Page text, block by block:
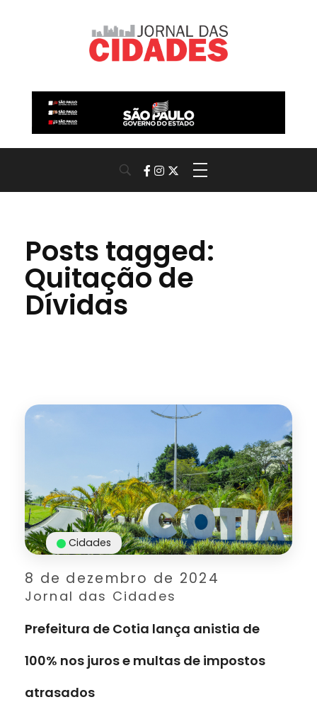
Posts tagged:
Quitação de
Dívidas
8 de dezembro de 2024
Jornal das Cidades
Cidades
Prefeitura de Cotia lança anistia de
100% nos juros e multas de impostos
atrasados